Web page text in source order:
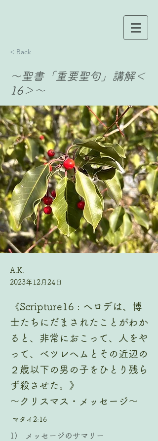
< Back
〜聖書「重要聖句」講解＜
16＞〜
A.K.
2023年12月24日
《Scripture16 : ヘロデは、博
士たちにだまされたことがわか
ると、非常におこって、人をや
って、ベツレヘムとその近辺の
２歳以下の男の子をひとり残ら
ず殺させた。》
〜クリスマス・メッセージ〜
マタイ2:16
1)   メッセージのサマリー